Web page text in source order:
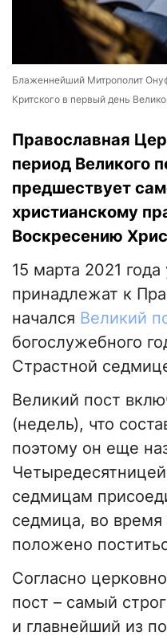
Блаженнейший Митрополит
Критского в первый день
Православная
период Великого
предшествует
христианскому
Воскресению
15 марта 2021
принадлежат к
начался Великий
богослужебного
Страстной
Великий пост
(недель), что
поэтому он еще
седмицам
седмица, во время
положено
Согласно
пост – самый
и главнейший из